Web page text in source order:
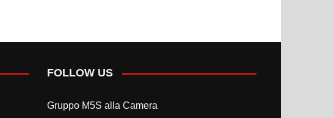
FOLLOW US
Gruppo M5S alla Camera